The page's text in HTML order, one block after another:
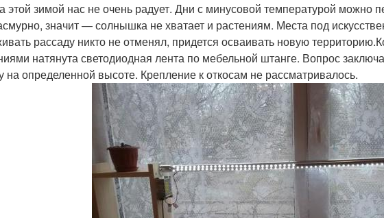
этой зимой нас не очень радует. Дни с минусовой температурой можно
значит — солнышка не хватает и растениям. Места под
рассаду никто не отменял, придется осваивать новую
натянута светодиодная лента по мебельной штанге. Вопрос
на определенной высоте. Крепление к откосам не рассматривалось.